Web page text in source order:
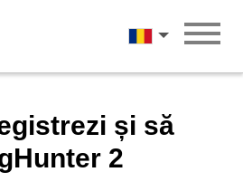
Română
și să
2